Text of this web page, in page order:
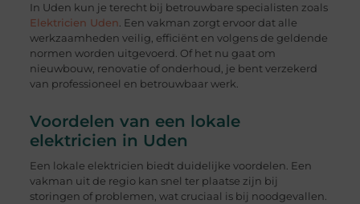
In Uden kun je terecht bij betrouwbare specialisten zoals
Elektricien Uden. Een vakman zorgt ervoor dat alle
werkzaamheden veilig, efficiënt en volgens de geldende
normen worden uitgevoerd. Of het nu gaat om
nieuwbouw, renovatie of onderhoud, je bent verzekerd
van professioneel en betrouwbaar werk.
Voordelen van een lokale
elektricien in Uden
Een lokale elektricien biedt duidelijke voordelen. Een
vakman uit de regio kan snel ter plaatse zijn bij
storingen of problemen, wat cruciaal is bij noodgevallen.